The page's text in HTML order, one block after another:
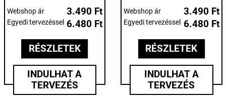
Webshop ár 3.490 Ft
Egyedi tervezéssel 6.480 Ft
RÉSZLETEK
INDULHAT A
TERVEZÉS
Webshop ár 3.490 Ft
Egyedi tervezéssel 6.480 Ft
RÉSZLETEK
INDULHAT A
TERVEZÉS